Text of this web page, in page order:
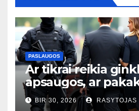
PASLAUGOS
Ar tikrai reikia
apsaugos, ar
išmaniųjų kamerų?
BIR 30, 2026 RASYTOJAS